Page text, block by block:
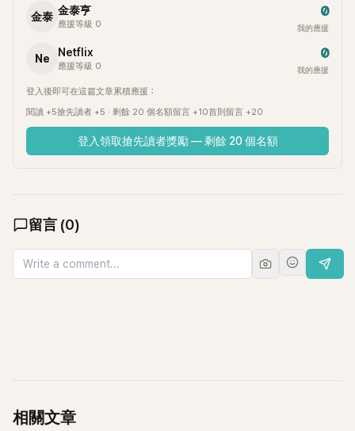
金泰 金泰亨
應援等級 0
0
我的應援
Ne Netflix
應援等級 0
0
我的應援
登入後即可在這篇文章累積應援：
閱讀 +5搶先讀者 +5 · 剩餘 20 個名額留言 +10首則留言 +20
登入領取搶先讀者獎勵 — 剩餘 20 個名額
留言 (0)
相關文章